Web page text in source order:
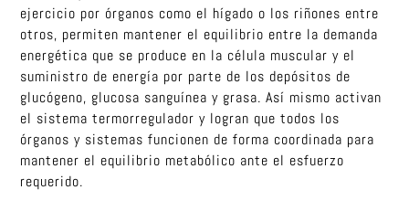
ejercicio por órganos como el hígado o los riñones entre
otros, permiten mantener el equilibrio entre la demanda
energética que se produce en la célula muscular y el
suministro de energía por parte de los depósitos de
glucógeno, glucosa sanguínea y grasa. Así mismo activan
el sistema termorregulador y logran que todos los
órganos y sistemas funcionen de forma coordinada para
mantener el equilibrio metabólico ante el esfuerzo
requerido.